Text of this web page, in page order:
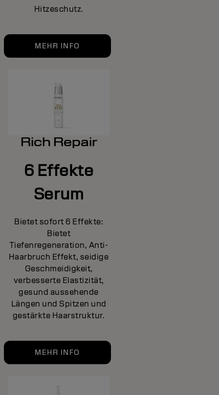
Hitzeschutz.
MEHR INFO
Rich Repair
6 Effekte
Serum
Bietet sofort 6 Effekte:
Bietet
Tiefenregeneration, Anti-
Haarbruch Effekt, seidige
Geschmeidigkeit,
verbesserte Elastizität,
gesund aussehende
Längen und Spitzen und
gestärkte Haarstruktur.
MEHR INFO